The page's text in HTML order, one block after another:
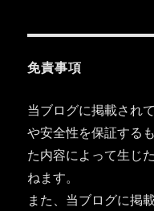
免責事項
当ブログに掲載され
や安全性を保証する
た内容によって生じ
ねます。
また、当ブログに掲